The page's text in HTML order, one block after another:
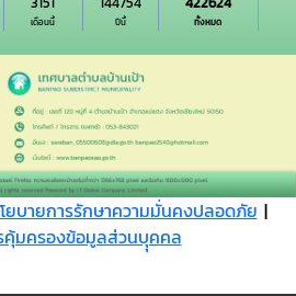
เดือนนี้ ปีนี้ ทั้งหมด
ยบายการรักษาความมั่นคงปลอดภัย |
คุ้มครองข้อมูลส่วนบุุคคล